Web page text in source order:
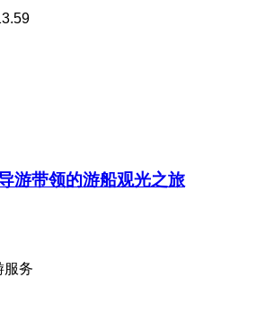
游带领的游船观光之旅
服务